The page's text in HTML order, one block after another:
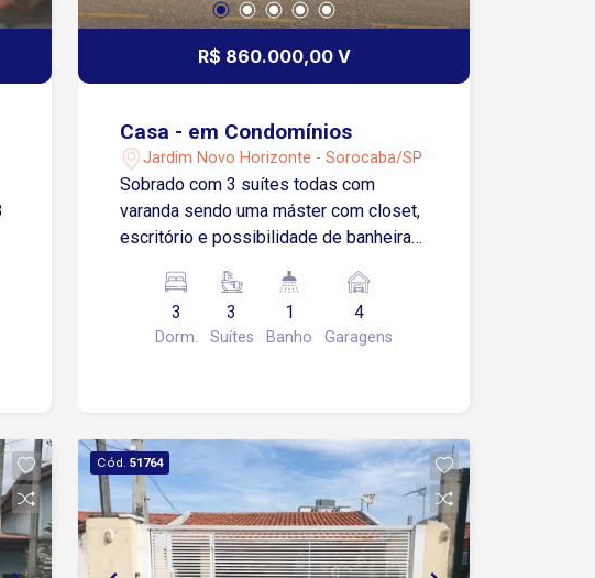
R$ 860.000,00 V
Casa - em Condomínios
Jardim Novo Horizonte - Sorocaba/SP
Sobrado com 3 suítes todas com
varanda sendo uma máster com closet,
escritório e possibilidade de banheira
de TV e outra de jantar, sala de TV com
pé direito de 5m, cozinha estilo
americana, despensa, lavabo na parte
Piso de madeira nos quartos e sala,
Porcelanato na cozinha e copa,
aquecimento solar. Condomínio com
portaria 24 horas, playground,
churrasqueira, quadra de futebol, pista
3
Dorm.
3
Suítes
1
Banho
4
Garagens
Cód. 51764